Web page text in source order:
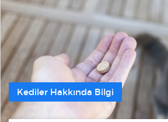
Kediler Hakkında Bilgi